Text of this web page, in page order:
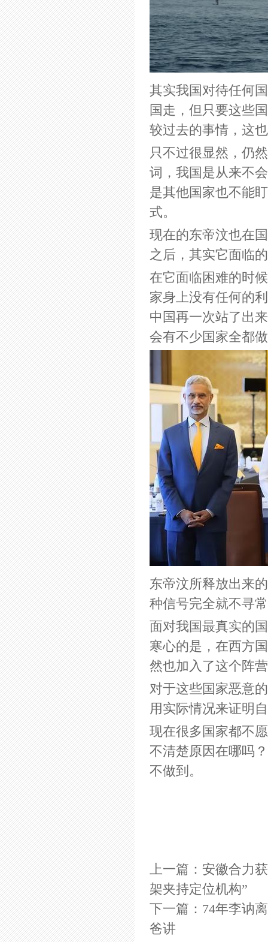
其实我国对待任何
国走，但只要这些
较过去的事情，这
只不过很显然，仍
词，我国是从来不
是其他国家也不能
式。
现在的东帝汶也在
之后，其实它面临
在它面临困难的时
家身上没有任何的
中国再一次站了出
会有不少国家全都
东帝汶所释放出来
种信号完全就不寻
面对我国最真实的
寒心的是，在西方
然也加入了这个阵
对于这些国家恶意
用实际情况来证明
现在很多国家都不
不清楚原因在哪吗
不做到。
上一篇： 安徽合力
架夹持定位机构”
下一篇： 74年李讷
爸讲